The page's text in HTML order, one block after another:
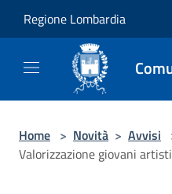
Regione Lombardia
Home > Novità > Avvisi
Valorizzazione giovani